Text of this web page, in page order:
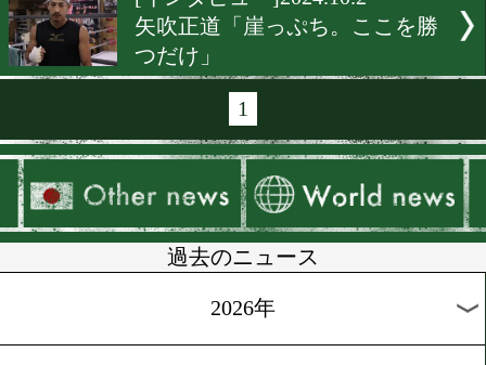
中川公弘「これまでの思い
つける」
[インタビュー]2024.10.4
松本圭佑「テーマは原点回
[インタビュー]2024.10.3
力石政法「一発ももらわず
で仕留める」